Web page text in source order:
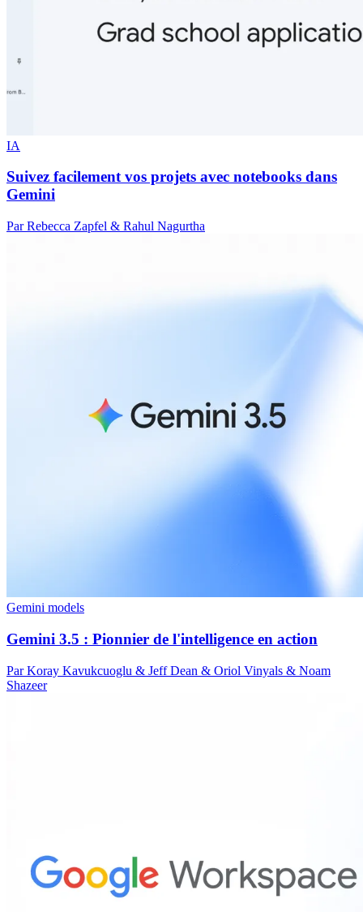
IA
Suivez facilement vos projets avec notebooks dans
Gemini
Par Rebecca Zapfel & Rahul Nagurtha
Gemini models
Gemini 3.5 : Pionnier de l'intelligence en action
Par Koray Kavukcuoglu & Jeff Dean & Oriol Vinyals & Noam
Shazeer